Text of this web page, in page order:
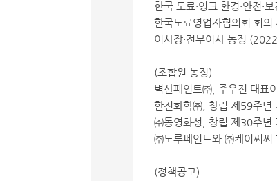
한국 도료·잉크 환경·안전·
한국도료영업자협의회 회의
이사장·전무이사 동정
(조합원 동정)
벽산페인트㈜, 주우진 대표
한진화학㈜, 창립 제59주년
㈜동영화성, 창립 제30주년
㈜노루페인트와 ㈜케이씨
(정책공고)